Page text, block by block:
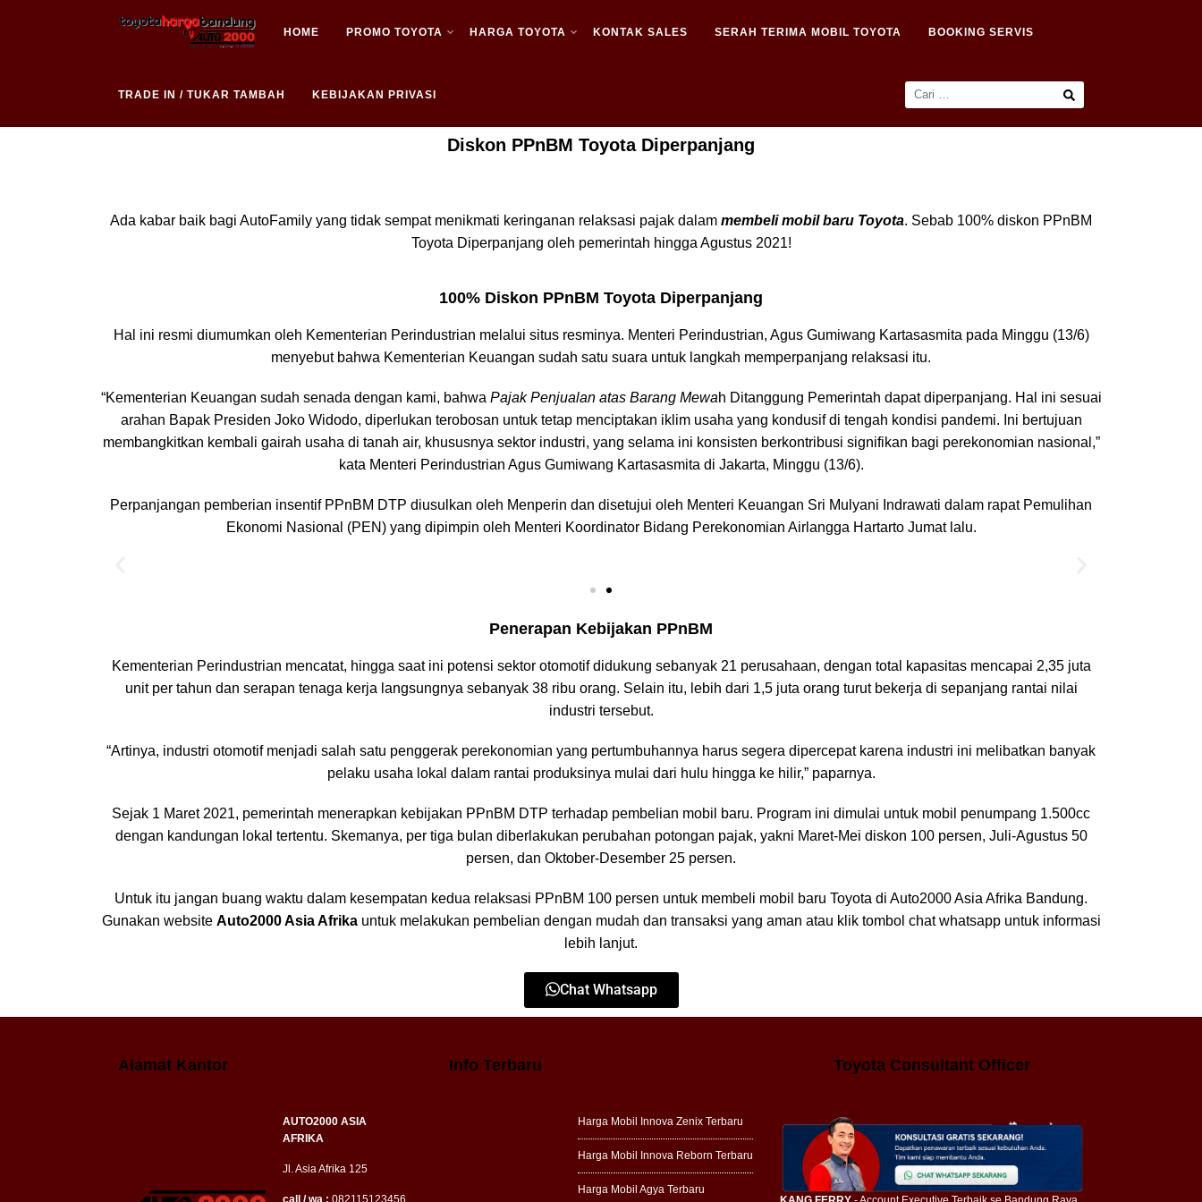
HOME PROMO TOYOTA HARGA TOYOTA KONTAK SALES SERAH TERIMA MOBIL TOYOTA BOOKING SERVIS
TRADE IN / TUKAR TAMBAH KEBIJAKAN PRIVASI
Diskon PPnBM Toyota Diperpanjang
Ada kabar baik bagi AutoFamily yang tidak sempat menikmati keringanan relaksasi pajak dalam membeli mobil baru Toyota. Sebab 100% diskon PPnBM
Toyota Diperpanjang oleh pemerintah hingga Agustus 2021!
100% Diskon PPnBM Toyota Diperpanjang
Hal ini resmi diumumkan oleh Kementerian Perindustrian melalui situs resminya. Menteri Perindustrian, Agus Gumiwang Kartasasmita pada Minggu (13/6)
menyebut bahwa Kementerian Keuangan sudah satu suara untuk langkah memperpanjang relaksasi itu.
“Kementerian Keuangan sudah senada dengan kami, bahwa Pajak Penjualan atas Barang Mewah Ditanggung Pemerintah dapat diperpanjang. Hal ini sesuai
arahan Bapak Presiden Joko Widodo, diperlukan terobosan untuk tetap menciptakan iklim usaha yang kondusif di tengah kondisi pandemi. Ini bertujuan
membangkitkan kembali gairah usaha di tanah air, khususnya sektor industri, yang selama ini konsisten berkontribusi signifikan bagi perekonomian nasional,”
kata Menteri Perindustrian Agus Gumiwang Kartasasmita di Jakarta, Minggu (13/6).
Perpanjangan pemberian insentif PPnBM DTP diusulkan oleh Menperin dan disetujui oleh Menteri Keuangan Sri Mulyani Indrawati dalam rapat Pemulihan
Ekonomi Nasional (PEN) yang dipimpin oleh Menteri Koordinator Bidang Perekonomian Airlangga Hartarto Jumat lalu.
Penerapan Kebijakan PPnBM
Kementerian Perindustrian mencatat, hingga saat ini potensi sektor otomotif didukung sebanyak 21 perusahaan, dengan total kapasitas mencapai 2,35 juta
unit per tahun dan serapan tenaga kerja langsungnya sebanyak 38 ribu orang. Selain itu, lebih dari 1,5 juta orang turut bekerja di sepanjang rantai nilai
industri tersebut.
“Artinya, industri otomotif menjadi salah satu penggerak perekonomian yang pertumbuhannya harus segera dipercepat karena industri ini melibatkan banyak
pelaku usaha lokal dalam rantai produksinya mulai dari hulu hingga ke hilir,” paparnya.
Sejak 1 Maret 2021, pemerintah menerapkan kebijakan PPnBM DTP terhadap pembelian mobil baru. Program ini dimulai untuk mobil penumpang 1.500cc
dengan kandungan lokal tertentu. Skemanya, per tiga bulan diberlakukan perubahan potongan pajak, yakni Maret-Mei diskon 100 persen, Juli-Agustus 50
persen, dan Oktober-Desember 25 persen.
Untuk itu jangan buang waktu dalam kesempatan kedua relaksasi PPnBM 100 persen untuk membeli mobil baru Toyota di Auto2000 Asia Afrika Bandung.
Gunakan website Auto2000 Asia Afrikauntuk melakukan pembelian dengan mudah dan transaksi yang aman atau klik tombol chat whatsapp untuk informasi
lebih lanjut.
Chat Whatsapp
Alamat Kantor
AUTO2000 ASIA
AFRIKA
Jl. Asia Afrika 125
Info Terbaru
Harga Mobil Innova Zenix Terbaru
Harga Mobil Innova Reborn Terbaru
Harga Mobil Agya Terbaru
Toyota Consultant Officer